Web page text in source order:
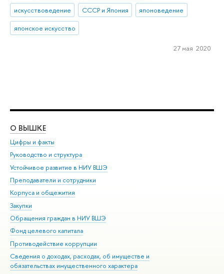
искусствоведение
СССР и Япония
японоведение
японское искусство
27 мая 2020
О ВЫШКЕ
Цифры и факты
Руководство и структура
Устойчивое развитие в НИУ ВШЭ
Преподаватели и сотрудники
Корпуса и общежития
Закупки
Обращения граждан в НИУ ВШЭ
Фонд целевого капитала
Противодействие коррупции
Сведения о доходах, расходах, об имуществе и
обязательствах имущественного характера